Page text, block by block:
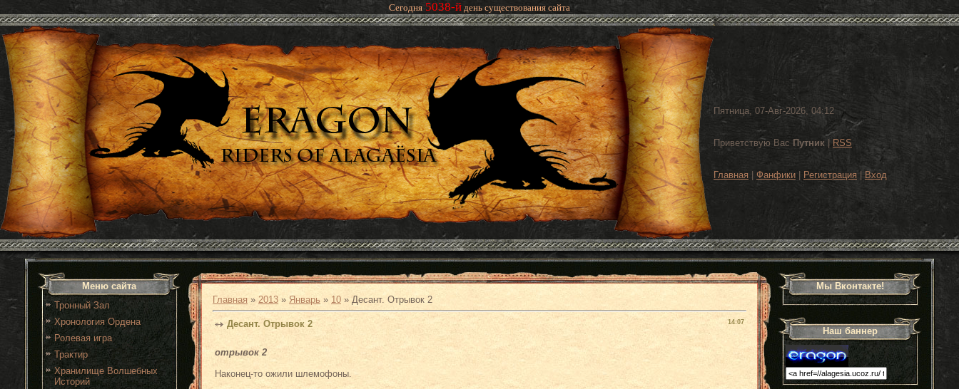
Сегодня 5038-й день существования сайта
Пятница, 07-Авг-2026, 04:12
Приветствую Вас Путник RSS
Главная Фанфики Регистрация |Вход
Меню сайта
Тронный Зал
Хронология Ордена
Ролевая игра
Трактир
Хранилище Волшебных
Историй
Главная » 2013 » Январь » 10 » Десант. Отрывок 2
14:07
Десант. Отрывок 2
отрывок 2
Наконец-то ожили шлемофоны.
Мы Вконтакте!
Наш баннер